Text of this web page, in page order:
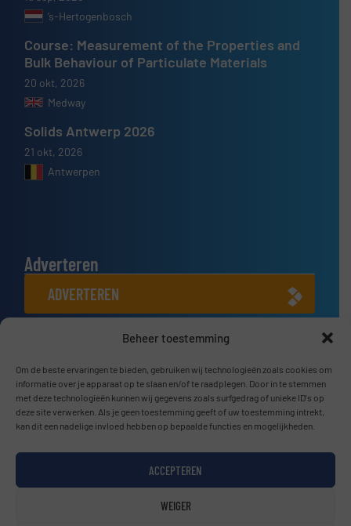
Beheer toestemming
Om de beste ervaringen te bieden, gebruiken wij technologieën zoals cookies om
informatie over je apparaat op te slaan en/of te raadplegen. Door in te stemmen
met deze technologieën kunnen wij gegevens zoals surfgedrag of unieke ID's op
deze site verwerken. Als je geen toestemming geeft of uw toestemming intrekt,
kan dit een nadelige invloed hebben op bepaalde functies en mogelijkheden.
ACCEPTEREN
WEIGER
’s-Hertogenbosch
Course: Measurement of the Properties and
Bulk Behaviour of Particulate Materials
20 okt, 2026
Medway
Solids Antwerp 2026
21 okt, 2026
Antwerpen
Adverteren
ADVERTEREN
Connect met ons
LINKEDIN
SCHRIJF JE NU IN
Privacy beleid & Algemene Voorwaarden